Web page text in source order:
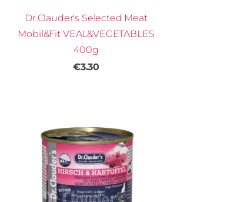
Dr.Clauder's Selected Meat
Mobil&Fit VEAL&VEGETABLES
400g
€3.30